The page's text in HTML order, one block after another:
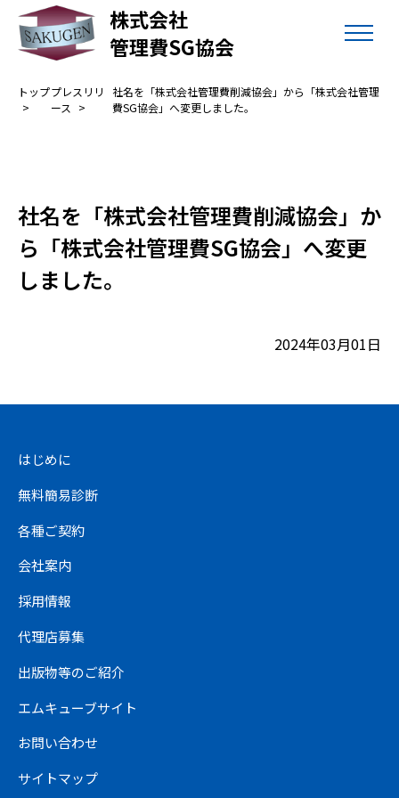
株式会社
管理費SG協会
トッププレスリリ
ース
社名を「株式会社管理費削減協会」から「株式会社管理
費SG協会」へ変更しました。
社名を「株式会社管理費削減協会」か
ら「株式会社管理費SG協会」へ変更
しました。
2024年03月01日
はじめに
無料簡易診断
各種ご契約
会社案内
採用情報
代理店募集
出版物等のご紹介
エムキューブサイト
お問い合わせ
サイトマップ